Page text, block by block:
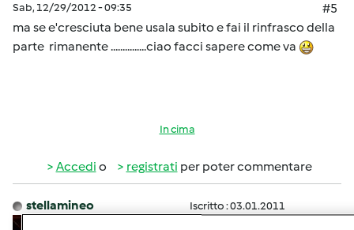
Sab, 12/29/2012 - 09:35
#5
ma se e'cresciuta bene usala subito e fai il rinfrasco della
parte rimanente ...............ciao facci sapere come va
In cima
Accedi o registrati per poter commentare
stellamineo Iscritto : 03.01.2011